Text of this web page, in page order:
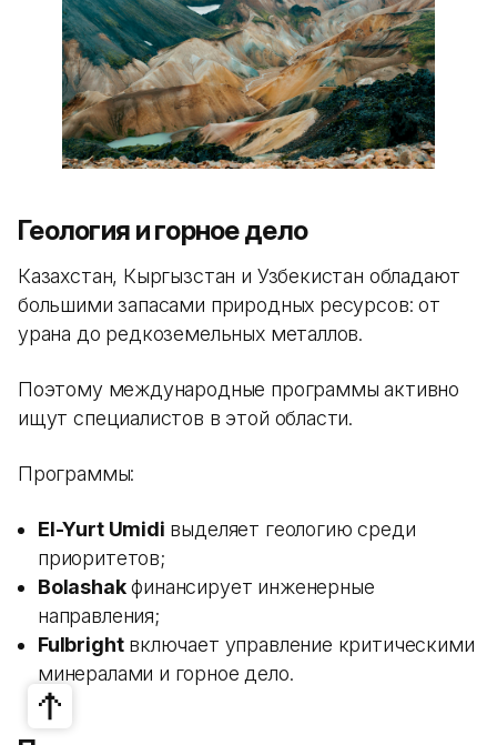
Геология и горное дело
Казахстан, Кыргызстан и Узбекистан обладают
большими запасами природных ресурсов: от
урана до редкоземельных металлов.
Поэтому международные программы активно
ищут специалистов в этой области.
Программы:
El-Yurt Umidi выделяет геологию среди
приоритетов;
Bolashakфинансирует инженерные
направления;
Fulbrightвключает управление критическими
минералами и горное дело.